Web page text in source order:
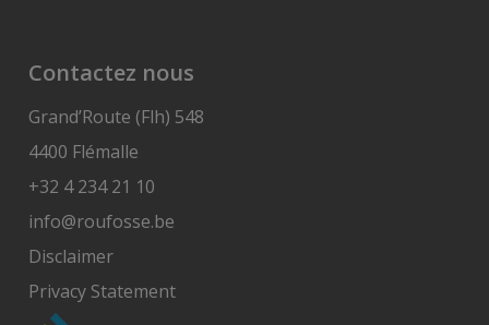
Contactez nous
Grand’Route (Flh) 548
4400 Flémalle
+32 4 234 21 10
info@roufosse.be
Disclaimer
Privacy Statement